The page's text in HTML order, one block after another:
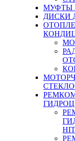
МУФТЫ
ДИСКИ